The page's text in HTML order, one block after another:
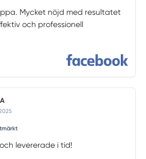
Mycket nöjd med resultatet
och professionell
levererade i tid!